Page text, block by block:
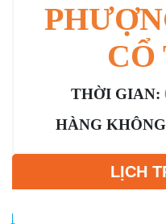
CỔ
THỜI GIAN:
HÀNG
LỊCH